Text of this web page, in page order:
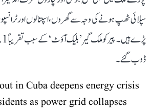
سپلائی ٹھپ ہونے کی وجہ سے گھروں، اسپتالوں اور
ڈوب گئے۔
in Cuba deepens energy crisis
as power grid collapses